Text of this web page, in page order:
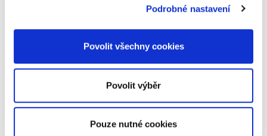
Podrobné nastavení
Povolit všechny cookies
Povolit výběr
Pouze nutné cookies
na čtení se hodí opravdu každému, kdo rád čte, učí